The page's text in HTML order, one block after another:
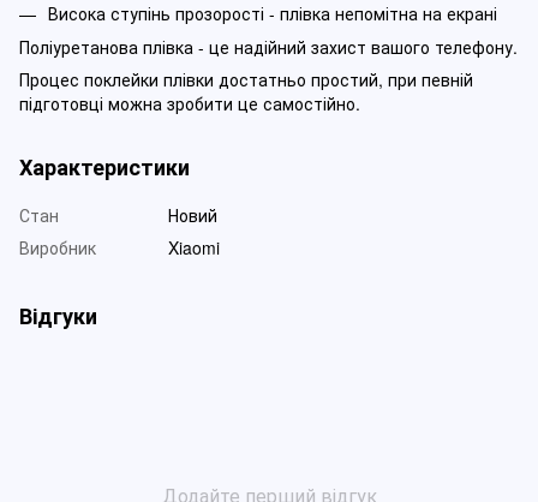
Висока ступінь прозорості - плівка непомітна на екрані
Поліуретанова плівка - це надійний захист вашого телефону.
Процес поклейки плівки достатньо простий, при певній
підготовці можна зробити це самостійно.
Характеристики
Стан
Новий
Виробник
Xiaomi
Відгуки
Додайте перший відгук